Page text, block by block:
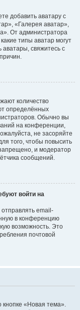
добавить аватару с
«Галерея аватар»,
От администратора
типы аватар могут
свяжитесь с
количество
определённых
Обычно вы
на конференции,
не засоряйте
того, чтобы повысить
и модератор
сообщений.
войти на
отправлять email-
в конференцию
возможность. Это
почтовой
«Новая тема».